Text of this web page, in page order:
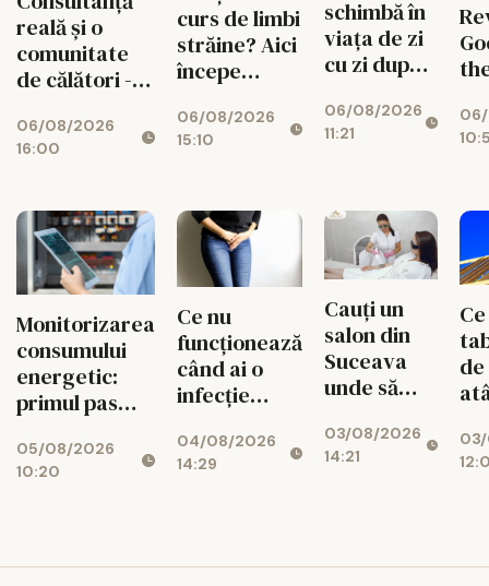
reală și o
comunitate
de călători -
spatele
fiecărui
CISTOUR
06/08/2026
16:00
curs de limbi
străine? Aici
începe
ta cu Lingua
Transcript
06/08/2026
15:10
schimbă în
viața de zi
cu zi după
dentar
06/08/2026
11:21
Monitorizarea
consumului
energetic:
primul pas
reducerea
costurilor
05/08/2026
10:20
Ce nu
funcționează
când ai o
infecție
recurentă și
ce poate
04/08/2026
14:29
Cauți un
salon din
Suceava
unde să
definitivă?
Află despre
03/08/2026
14:21